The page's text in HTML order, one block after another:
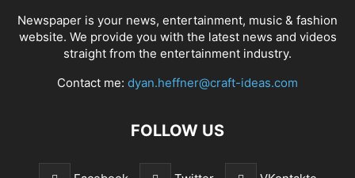
Newspaper is your news, entertainment, music & fashion
website. We provide you with the latest news and videos
straight from the entertainment industry.
Contact me: dyan.heffner@craft-ideas.com
FOLLOW US